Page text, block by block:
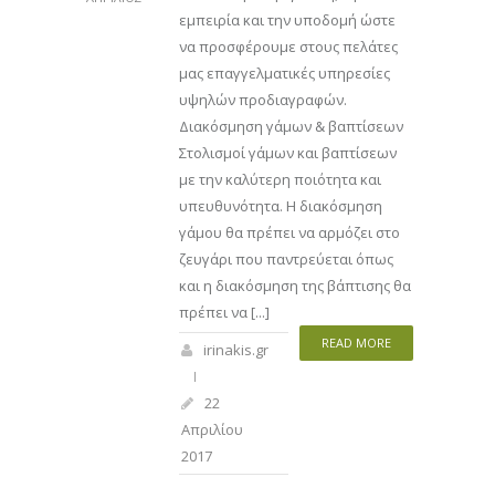
εμπειρία και την υποδομή ώστε
να προσφέρουμε στους πελάτες
μας επαγγελματικές υπηρεσίες
υψηλών προδιαγραφών.
Διακόσμηση γάμων & βαπτίσεων
Στολισμοί γάμων και βαπτίσεων
με την καλύτερη ποιότητα και
υπευθυνότητα. Η διακόσμηση
γάμου θα πρέπει να αρμόζει στο
ζευγάρι που παντρεύεται όπως
και η διακόσμηση της βάπτισης θα
πρέπει να [...]
READ MORE
irinakis.gr
22
Απριλίου
2017